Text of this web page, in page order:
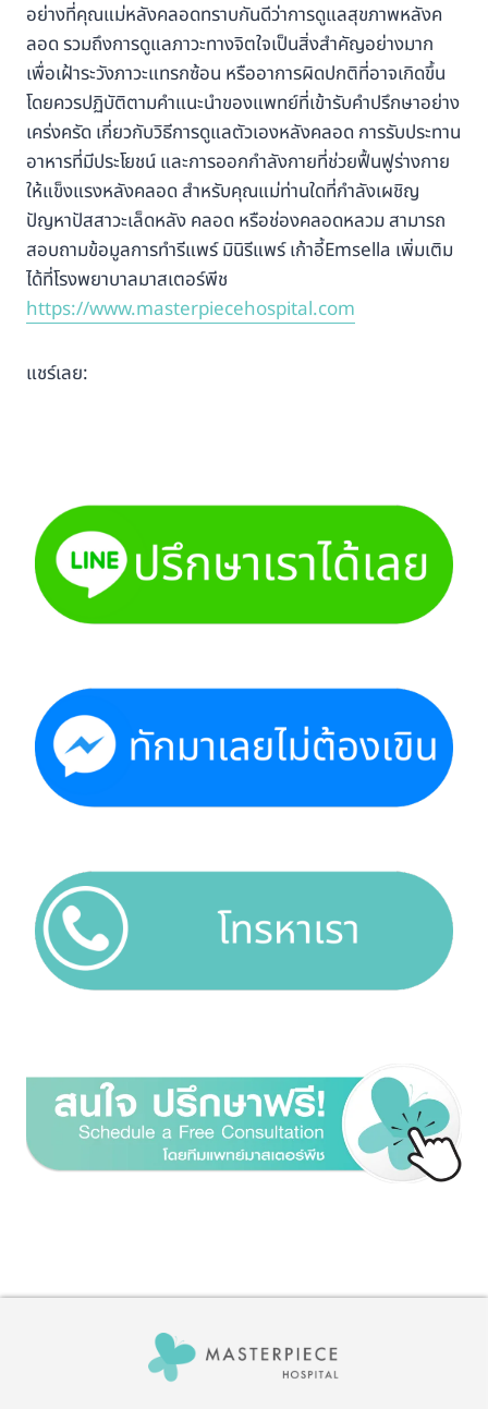
อย่างที่คุณแม่หลังคลอดทราบกันดีว่าการดูแลสุขภาพหลังค
ลอด รวมถึงการดูแลภาวะทางจิตใจเป็นสิ่งสำคัญอย่างมาก
เพื่อเฝ้าระวังภาวะแทรกซ้อน หรืออาการผิดปกติที่อาจเกิดขึ้น
โดยควรปฏิบัติตามคำแนะนำของแพทย์ที่เข้ารับคำปรึกษาอย่าง
เคร่งครัด เกี่ยวกับวิธีการดูแลตัวเองหลังคลอด การรับประทาน
อาหารที่มีประโยชน์ และการออกกำลังกายที่ช่วยฟื้นฟูร่างกาย
ให้แข็งแรงหลังคลอด สำหรับคุณแม่ท่านใดที่กำลังเผชิญ
ปัญหาปัสสาวะเล็ดหลัง คลอด หรือช่องคลอดหลวม สามารถ
สอบถามข้อมูลการทำรีแพร์ มินิรีแพร์ เก้าอี้Emsella เพิ่มเติม
ได้ที่โรงพยาบาลมาสเตอร์พีช
https://www.masterpiecehospital.com
แชร์เลย: